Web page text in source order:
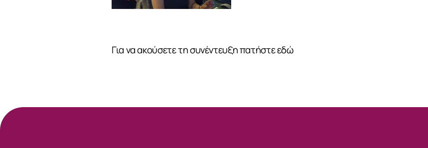
ΣΧΕΤΙΚΑ
ΝΕΑ
Για να ακούσετε τη συνέντευξη πατήστε εδώ